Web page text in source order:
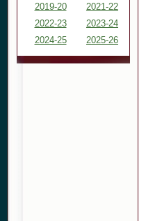
2019-20
2021-22
2022-23
2023-24
2024-25
2025-26